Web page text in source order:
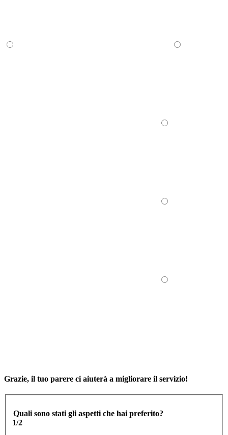
Grazie, il tuo parere ci aiuterà a migliorare il servizio!
Quali sono stati gli aspetti che hai preferito?
1/2